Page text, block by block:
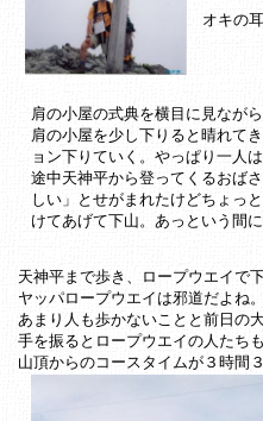
肩の小屋の式典を横目に見なが
肩の小屋を少し下りると晴れて
ョン下りていく。やっぱり一人
途中天神平から登ってくるおば
しい」とせがまれたけどちょっ
けてあげて下山。あっという間に
天神平まで歩き、ロープウエイで
ヤッパロープウエイは邪道だよね
あまり人も歩かないことと前日の
手を振るとロープウエイの人たち
山頂からのコースタイムが３時間
オキの